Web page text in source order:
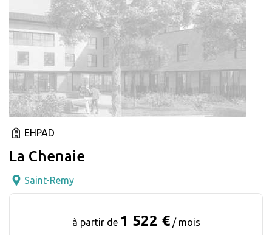
EHPAD
La Chenaie
Saint-Remy
à partir de 1 522 € / mois